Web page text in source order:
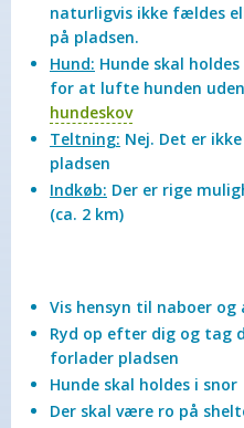
naturligvis ikke fældes
på pladsen.
Hund: Hunde skal
for at lufte hunden
hundeskov
Teltning: Nej. Det er
pladsen
Indkøb: Der er rige
(ca. 2 km)
Vis hensyn til naboer
Ryd op efter dig og tag
forlader pladsen
Hunde skal holdes i snor
Der skal være ro på